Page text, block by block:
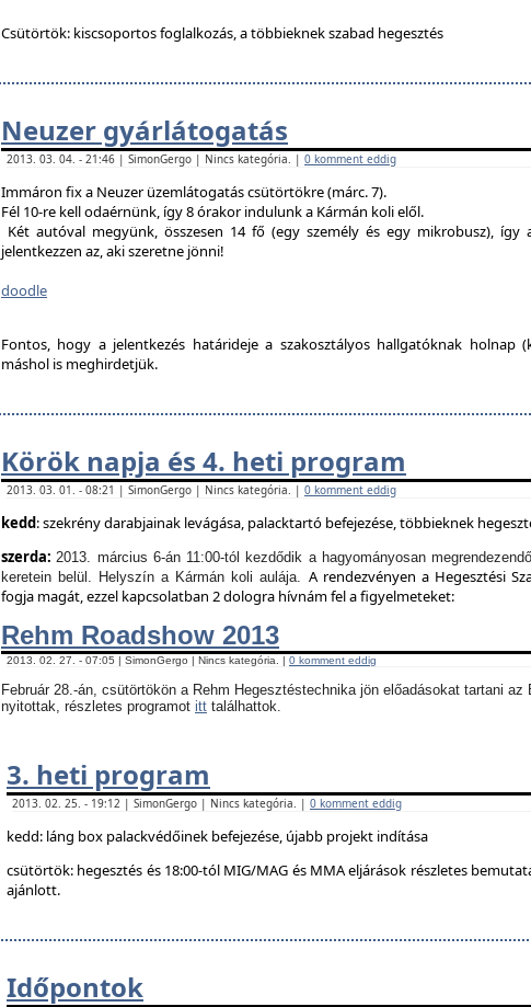
Csütörtök: kiscsoportos foglalkozás, a többieknek szabad hegesztés
Neuzer gyárlátogatás
2013. 03. 04. - 21:46 | SimonGergo | Nincs kategória. | 0 komment eddig
Immáron fix a Neuzer üzemlátogatás csütörtökre (márc. 7).
Fél 10-re kell odaérnünk, így 8 órakor indulunk a Kármán koli elől.
Két autóval megyünk, összesen 14 fő (egy személy és egy mikrobusz), így
jelentkezzen az, aki szeretne jönni!
doodle
Fontos, hogy a jelentkezés határideje a szakosztályos hallgatóknak holnap
máshol is meghirdetjük.
Körök napja és 4. heti program
2013. 03. 01. - 08:21 | SimonGergo | Nincs kategória. | 0 komment eddig
kedd: szekrény darabjainak levágása, palacktartó befejezése, többieknek
szerda:2013. március 6-án 11:00-tól kezdődik a hagyományosan
keretein belül. Helyszín a Kármán koli aulája. A rendezvényen a Hegesztési
fogja magát, ezzel kapcsolatban 2 dologra hívnám fel a figyelmeteket:
Rehm Roadshow 2013
2013. 02. 27. - 07:05 | SimonGergo | Nincs kategória. | 0 komment eddig
Február 28.-án, csütörtökön a Rehm Hegesztéstechnika jön előadásokat tartani az
nyitottak, részletes programot itt találhattok.
3. heti program
2013. 02. 25. - 19:12 | SimonGergo | Nincs kategória. | 0 komment eddig
kedd: láng box palackvédőinek befejezése, újabb projekt indítása
csütörtök: hegesztés és 18:00-tól MIG/MAG és MMA eljárások részletes
ajánlott.
Időpontok